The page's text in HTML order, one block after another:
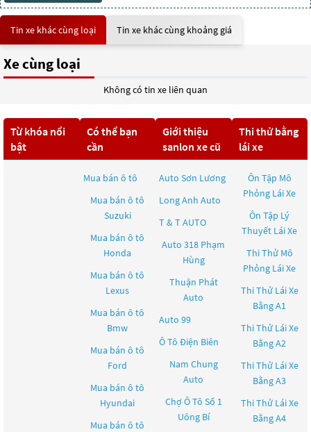
Tin xe khác cùng loại Tin xe khác cùng khoảng giá
Xe cùng loại
Không có tin xe liên quan
Từ khóa nổi
bật
Có thể bạn
cần
Mua bán ô tô
Mua bán ô tô
Suzuki
Mua bán ô tô
Honda
Mua bán ô tô
Lexus
Mua bán ô tô
Bmw
Mua bán ô tô
Ford
Mua bán ô tô
Hyundai
Mua bán ô tô
Giới thiệu
sanlon xe cũ
Auto Sơn Lương
Long Anh Auto
T & T AUTO
Auto 318 Phạm
Hùng
Thuận Phát
Auto
Auto 99
Ô Tô Điện Biên
Nam Chung
Auto
Chợ Ô Tô Số 1
Uông Bí
Thi thử bằng
lái xe
Ôn Tập Mô
Phỏng Lái Xe
Ôn Tập Lý
Thuyết Lái Xe
Thi Thử Mô
Phỏng Lái Xe
Thi Thử Lái Xe
Bằng A1
Thi Thử Lái Xe
Bằng A2
Thi Thử Lái Xe
Bằng A3
Thi Thử Lái Xe
Bằng A4